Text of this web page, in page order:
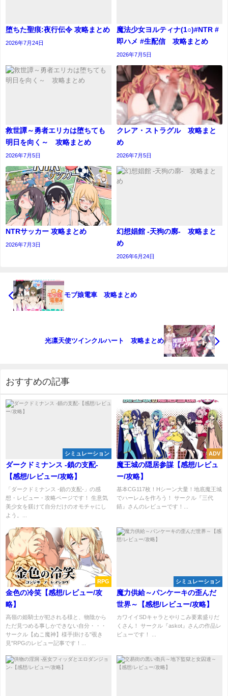
堕ちた聖痕:夜行伝令 攻略まとめ
2026年7月24日
魔法少女ヨルティナ(1○)#NTR #
即ハメ #生配信 攻略まとめ
2026年7月5日
救世譚～勇者エリカは堕ちても
明日を向く～ 攻略まとめ
2026年7月5日
クレア・ストラグル 攻略まと
め
2026年7月5日
NTRサッカー 攻略まとめ
2026年7月3日
幻想娼館 -天狗の廓- 攻略まと
め
2026年6月24日
モブ娘電車 攻略まとめ
光凛天使ツインクルハート 攻略まとめ
おすすめの記事
シミュレーション
ダークドミナンス -鎖の支配-
【感想/レビュー/攻略】
「ダークドミナンス -鎖の支配-」の感
想・レビュー・攻略ページです！ 生意気
美少女を躾けて自分だけのオモチャにし
よう。...
ADV
魔王城の隠居参謀【感想/レビュ
ー/攻略】
基本CG117枚！Hシーン大量！地底魔王城
でハーレムを作ろう！ サークル『三代
錆』さんのレビューです！...
RPG
金色の冷笑【感想/レビュー/攻
略】
高嶺の姫騎士が犯される様と、物陰から
ただ見つめる事しかできない自分・・・
サークル【ぬこ魔神】様手掛ける"覗き
見"RPGのレビュー記事です！...
シミュレーション
魔力供給～パンケーキの歪んだ
世界～【感想/レビュー/攻略】
カワイイSDキャラとやりこみ要素盛りだ
くさん！ サークル『askot』さんの作品レ
ビューです！ ...